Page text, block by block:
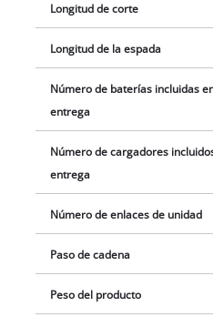
Longitud de corte
Longitud de la espada
Número de baterías incluidas
entrega
Número de cargadores
entrega
Número de enlaces de unidad
Paso de cadena
Peso del producto